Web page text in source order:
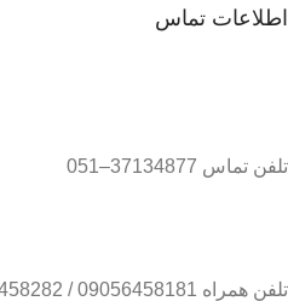
اطلاعات تماس
تلفن تماس 37134877–051
تلفن همراه 09056458181 / 09056458282